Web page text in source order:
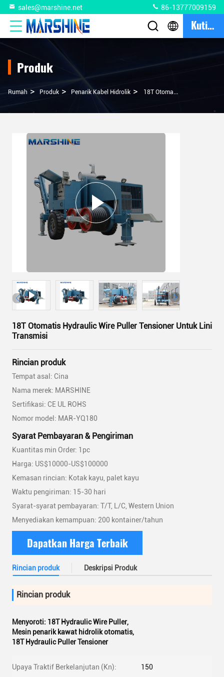
sales@marshine.net 86-13777009159
Kutipan
Produk
Rumah > Produk > Penarik Kabel Hidrolik > 18T Otomatis Hydraulic Wire Puller Tensioner Untuk Lini Transmisi
18T Otomatis Hydraulic Wire Puller Tensioner Untuk Lini
Transmisi
Rincian produk
Tempat asal: Cina
Nama merek: MARSHINE
Sertifikasi: CE UL ROHS
Nomor model: MAR-YQ180
Syarat Pembayaran & Pengiriman
Kuantitas min Order: 1pc
Harga: US$10000-US$100000
Kemasan rincian: Kotak kayu, palet kayu
Waktu pengiriman: 15-30 hari
Syarat-syarat pembayaran: T/T, L/C, Western Union
Menyediakan kemampuan: 200 kontainer/tahun
Dapatkan Harga Terbaik
Rincian produk Deskripsi Produk
Rincian produk
Menyoroti: 18T Hydraulic Wire Puller,
Mesin penarik kawat hidrolik otomatis,
18T Hydraulic Puller Tensioner
Upaya Traktif Berkelanjutan (Kn): 150